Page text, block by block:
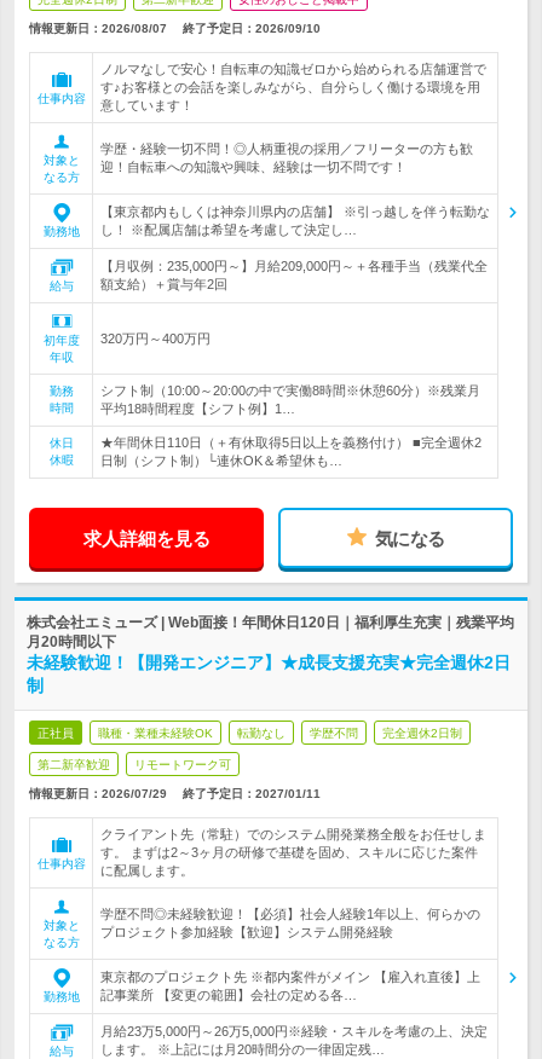
情報更新日：2026/08/07 終了予定日： 2026/09/10
仕事内容
ノルマなしで安心！自転車の知識ゼロから始められる店舗運営で
す♪お客様との会話を楽しみながら、自分らしく働ける環境を用
意しています！
対象と
なる方
学歴・経験一切不問！◎人柄重視の採用／フリーターの方も歓
迎！自転車への知識や興味、経験は一切不問です！
勤務地
【東京都内もしくは神奈川県内の店舗】 ※引っ越しを伴う転勤な
し！ ※配属店舗は希望を考慮して決定し…
給与
【月収例：235,000円～】月給209,000円～＋各種手当（残業代全
額支給）＋賞与年2回
初年度
年収
320万円～400万円
勤務
時間
シフト制（10:00～20:00の中で実働8時間※休憩60分）※残業月
平均18時間程度【シフト例】1…
休日
休暇
★年間休日110日（＋有休取得5日以上を義務付け） ■完全週休2
日制（シフト制）└連休OK＆希望休も…
求人詳細を見る 気になる
株式会社エミューズ | Web面接！年間休日120日｜福利厚生充実｜残業平均
月20時間以下
未経験歓迎！【開発エンジニア】★成長支援充実★完全週休2日
制
正社員 職種・業種未経験OK 転勤なし 学歴不問 完全週休2日制
第二新卒歓迎 リモートワーク可
情報更新日：2026/07/29 終了予定日： 2027/01/11
仕事内容
クライアント先（常駐）でのシステム開発業務全般をお任せしま
す。 まずは2～3ヶ月の研修で基礎を固め、スキルに応じた案件
に配属します。
対象と
なる方
学歴不問◎未経験歓迎！【必須】社会人経験1年以上、何らかの
プロジェクト参加経験【歓迎】システム開発経験
勤務地
東京都のプロジェクト先 ※都内案件がメイン 【雇入れ直後】上
記事業所 【変更の範囲】会社の定める各…
給与
月給23万5,000円～26万5,000円※経験・スキルを考慮の上、決定
します。 ※上記には月20時間分の一律固定残…